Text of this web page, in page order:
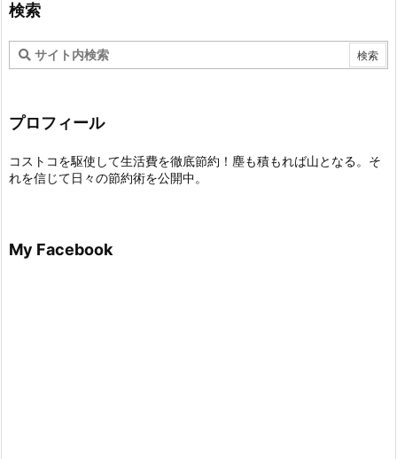
検索
プロフィール
コストコを駆使して生活費を徹底節約！塵も積もれば山となる。そ
れを信じて日々の節約術を公開中。
My Facebook